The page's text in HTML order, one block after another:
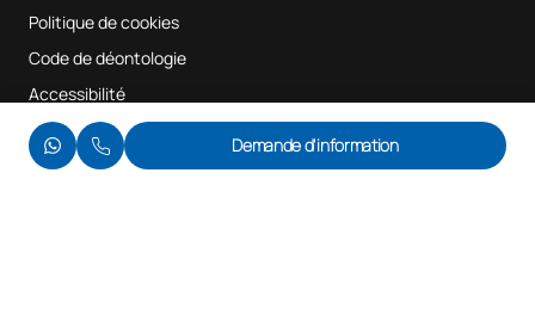
© UAX 2026
Politique de cookies
Code de déontologie
Accessibilité
Demande d'information